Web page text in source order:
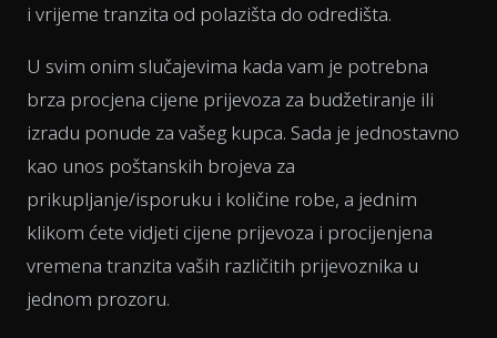
i vrijeme tranzita od polazišta do odredišta.
U svim onim slučajevima kada vam je potrebna
brza procjena cijene prijevoza za budžetiranje ili
izradu ponude za vašeg kupca. Sada je jednostavno
kao unos poštanskih brojeva za
prikupljanje/isporuku i količine robe, a jednim
klikom ćete vidjeti cijene prijevoza i procijenjena
vremena tranzita vaših različitih prijevoznika u
jednom prozoru.